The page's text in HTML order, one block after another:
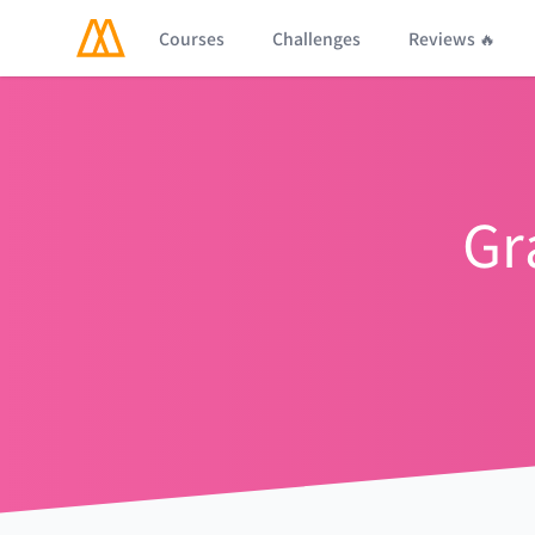
Courses Challenges Reviews 🔥